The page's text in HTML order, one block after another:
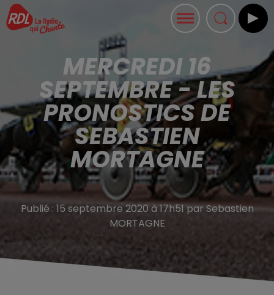
MERCREDI 16
SEPTEMBRE - LES
PRONOSTICS DE
SEBASTIEN
MORTAGNE
Publié : 15 septembre 2020 à 17h51 par Sebastien
MORTAGNE